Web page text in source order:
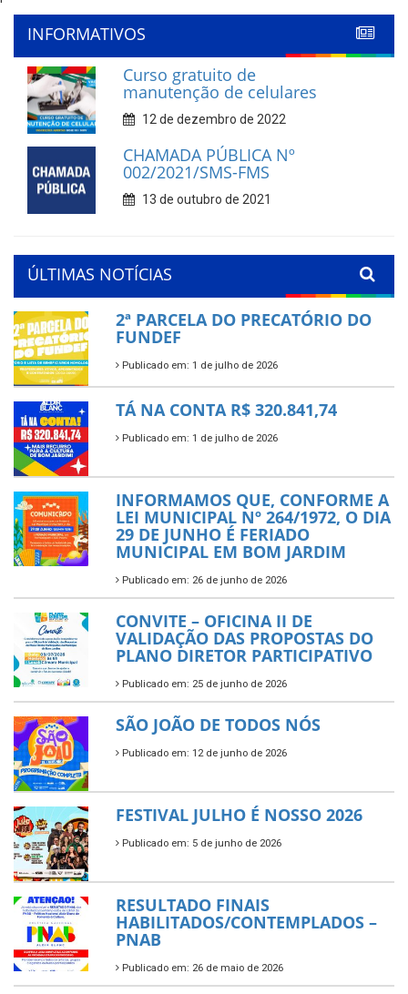
'
INFORMATIVOS
Curso gratuito de
manutenção de celulares
12 de dezembro de 2022
CHAMADA PÚBLICA Nº
002/2021/SMS-FMS
13 de outubro de 2021
ÚLTIMAS NOTÍCIAS
2ª PARCELA DO PRECATÓRIO DO
FUNDEF
Publicado em: 1 de julho de 2026
TÁ NA CONTA R$ 320.841,74
Publicado em: 1 de julho de 2026
INFORMAMOS QUE, CONFORME A
LEI MUNICIPAL Nº 264/1972, O DIA
29 DE JUNHO É FERIADO
MUNICIPAL EM BOM JARDIM
Publicado em: 26 de junho de 2026
CONVITE – OFICINA II DE
VALIDAÇÃO DAS PROPOSTAS DO
PLANO DIRETOR PARTICIPATIVO
Publicado em: 25 de junho de 2026
SÃO JOÃO DE TODOS NÓS
Publicado em: 12 de junho de 2026
FESTIVAL JULHO É NOSSO 2026
Publicado em: 5 de junho de 2026
RESULTADO FINAIS
HABILITADOS/CONTEMPLADOS –
PNAB
Publicado em: 26 de maio de 2026